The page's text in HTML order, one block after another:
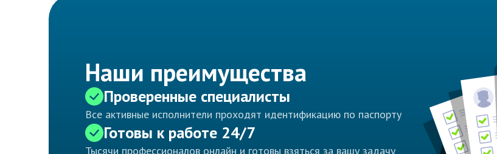
Наши преимущества
Проверенные специалисты
Все активные исполнители проходят идентификацию по паспорту
Готовы к работе 24/7
Тысячи профессионалов онлайн и готовы взяться за вашу задачу